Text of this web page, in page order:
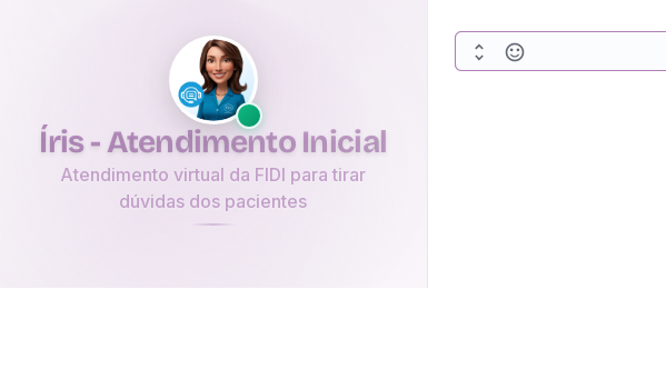
Íris - Atendimento Inicial
Atendimento virtual da FIDI para tirar
dúvidas dos pacientes